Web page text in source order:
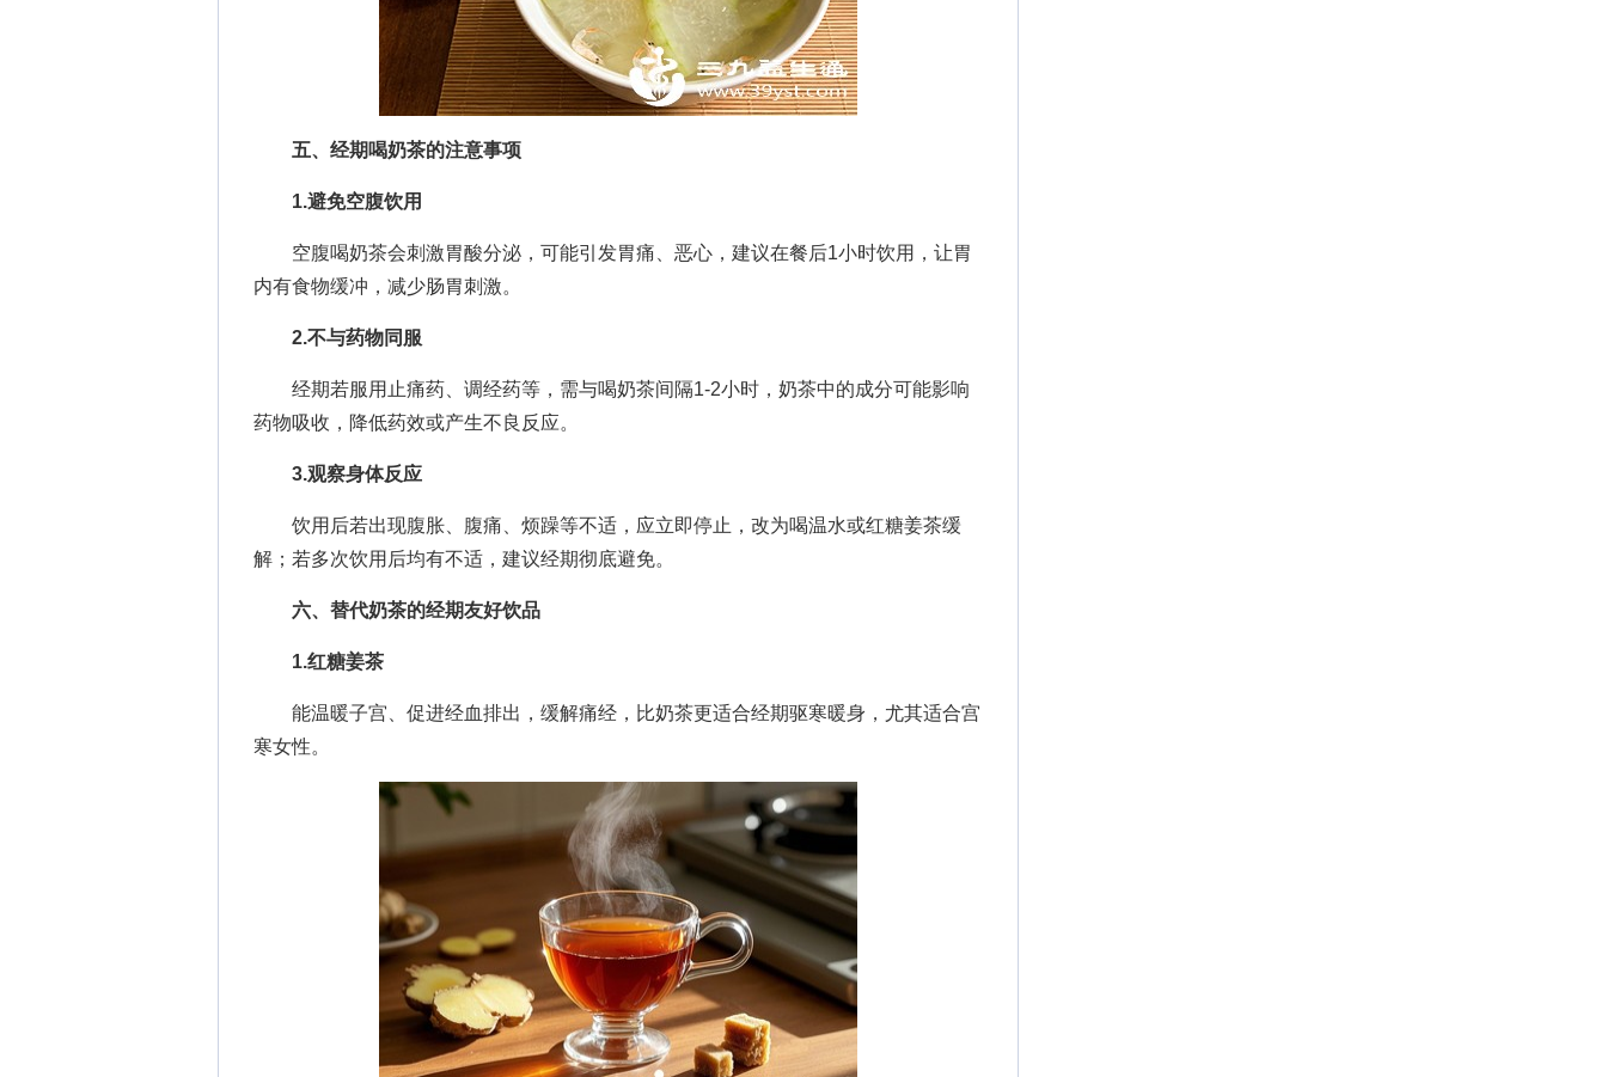
五、经期喝奶茶的注意事项
1.避免空腹饮用
空腹喝奶茶会刺激胃酸分泌，可能引发胃痛、恶心，建议在餐后1小时饮用，让胃
内有食物缓冲，减少肠胃刺激。
2.不与药物同服
经期若服用止痛药、调经药等，需与喝奶茶间隔1-2小时，奶茶中的成分可能影响
药物吸收，降低药效或产生不良反应。
3.观察身体反应
饮用后若出现腹胀、腹痛、烦躁等不适，应立即停止，改为喝温水或红糖姜茶缓
解；若多次饮用后均有不适，建议经期彻底避免。
六、替代奶茶的经期友好饮品
1.红糖姜茶
能温暖子宫、促进经血排出，缓解痛经，比奶茶更适合经期驱寒暖身，尤其适合宫
寒女性。